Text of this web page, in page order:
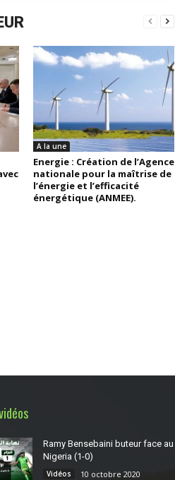
A la une
Energie : Création de l’Agence
nationale pour la maîtrise de
l’énergie et l’efficacité
énergétique (ANMEE).
Ramy Bensebaini buteur face au
Nigeria (1-0)
Vidéos 10 octobre 2020